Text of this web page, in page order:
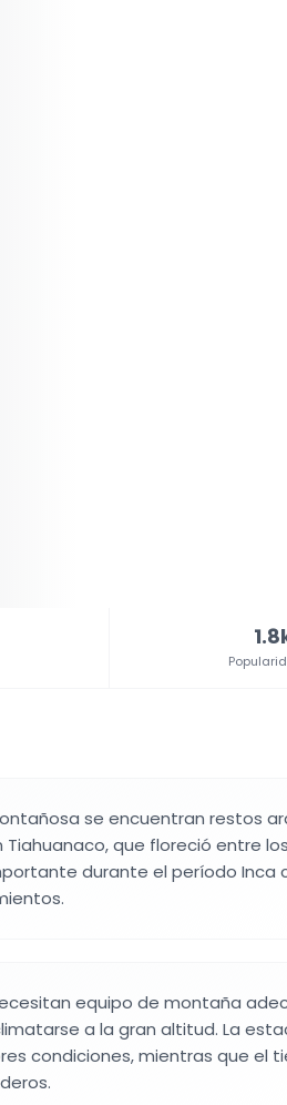
se encuentran restos
que floreció entre los
durante el período Inca
equipo de montaña
a la gran altitud. La
condiciones, mientras que el